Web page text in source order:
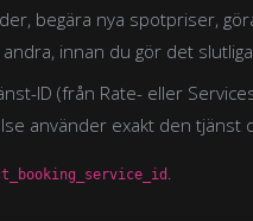
begära nya spotpriser,
innan du gör det
ID (från Rate- eller
använder exakt den tjänst
.